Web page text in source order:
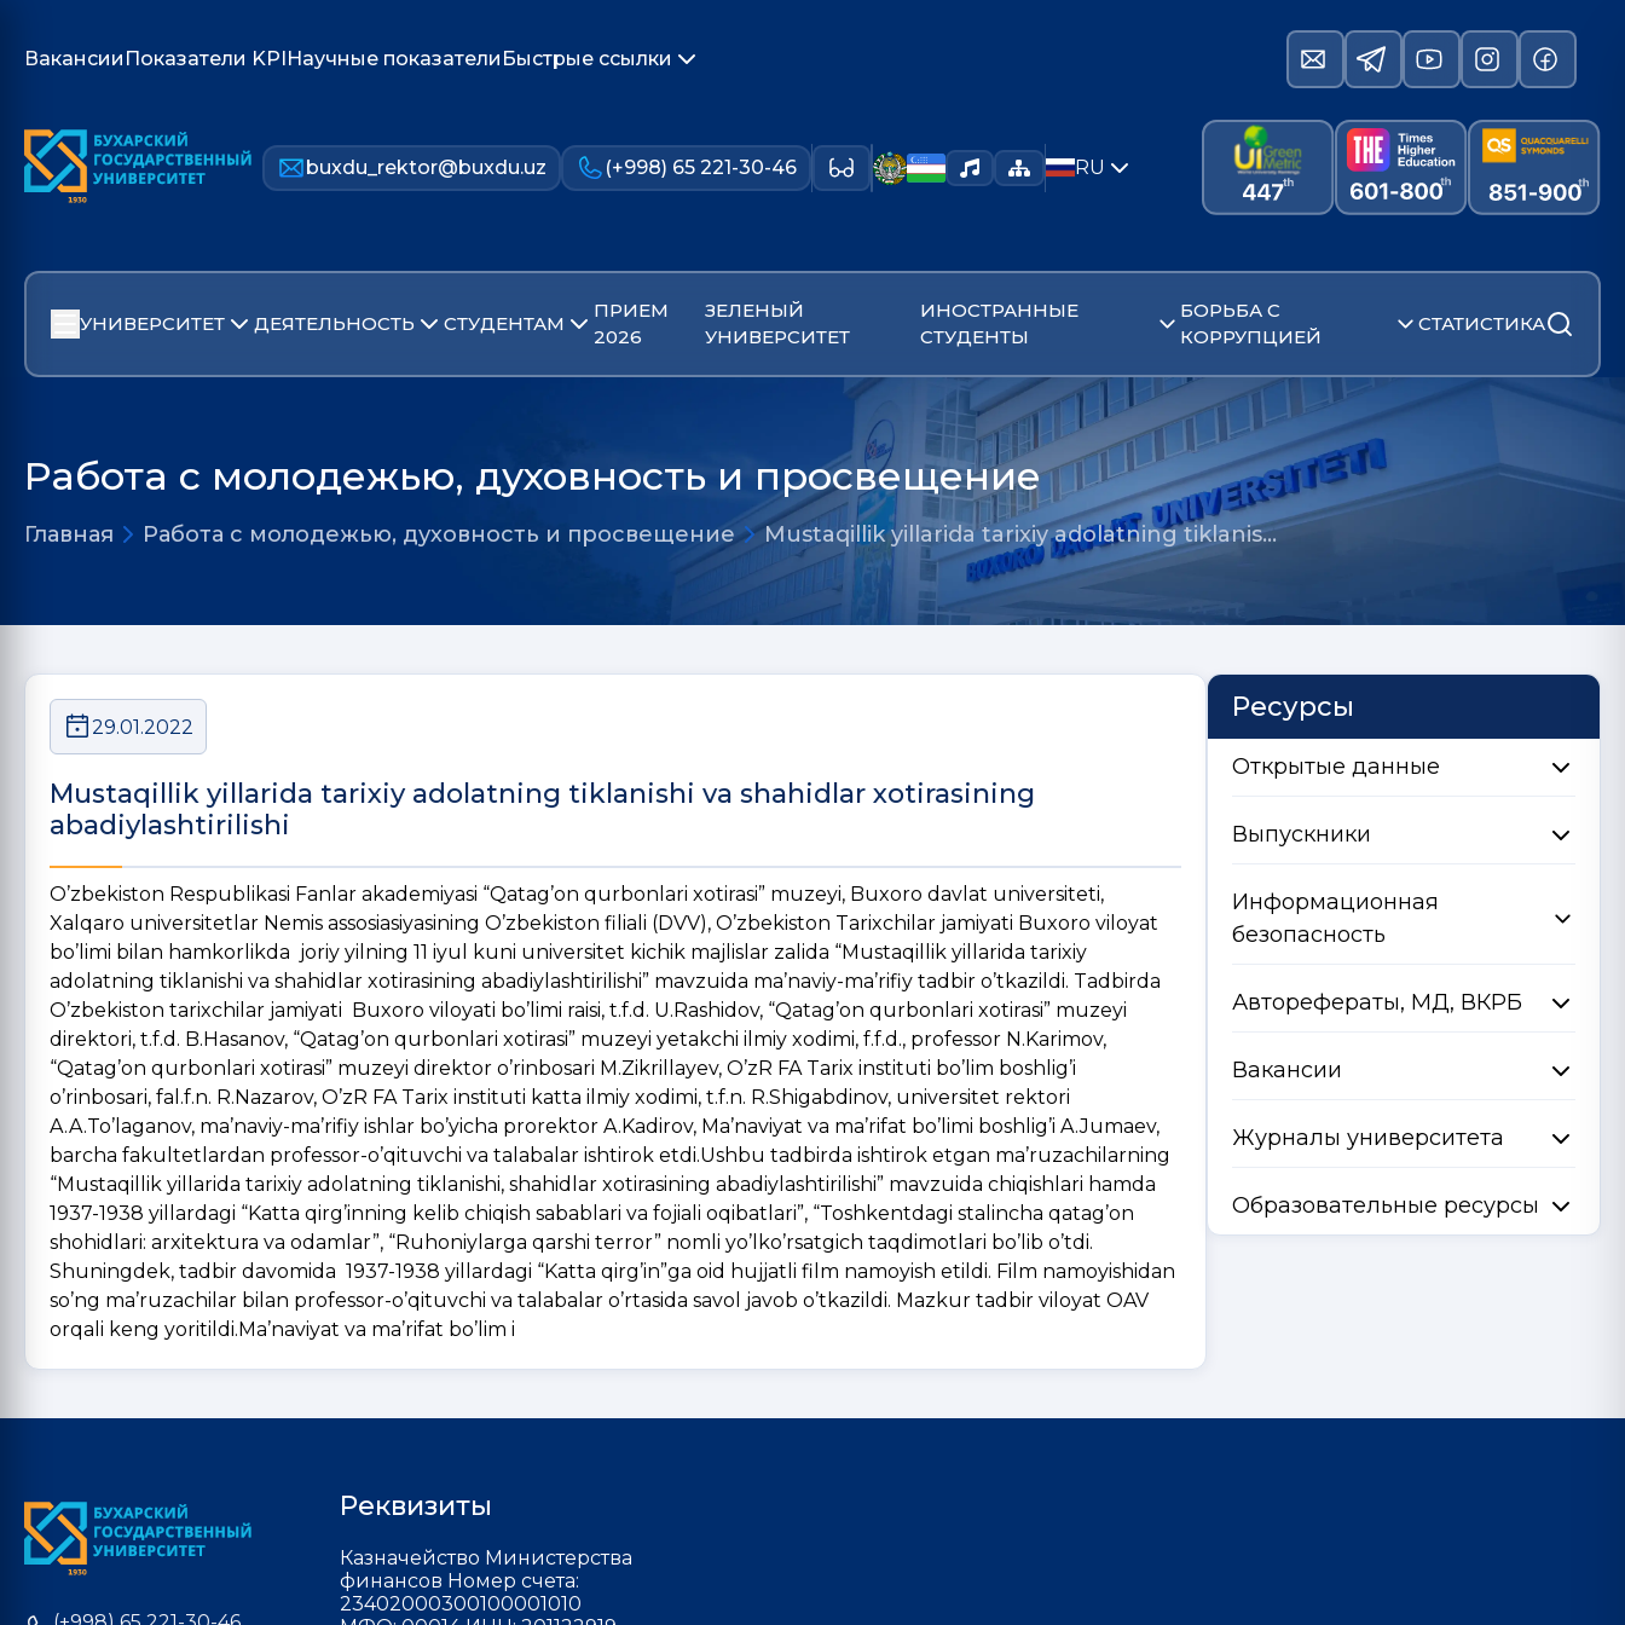
Вакансии Показатели KPIНаучные показатели Быстрые ссылки
buxdu_rektor@buxdu.uz (+998) 65 221-30-46 RU
УНИВЕРСИТЕТ ДЕЯТЕЛЬНОСТЬ СТУДЕНТАМ
ПРИЕМ
2026
ЗЕЛЕНЫЙ
УНИВЕРСИТЕТ
ИНОСТРАННЫЕ
СТУДЕНТЫ
БОРЬБА С
КОРРУПЦИЕЙ
СТАТИСТИКА
Работа с молодежью, духовность и просвещение
Главная Работа с молодежью, духовность и просвещение Mustaqillik yillarida tarixiy adolatning tiklanis…
29.01.2022
Mustaqillik yillarida tarixiy adolatning tiklanishi va shahidlar xotirasining
abadiylashtirilishi
O’zbekiston Respublikasi Fanlar akademiyasi “Qatag’on qurbonlari xotirasi” muzeyi, Buxoro davlat universiteti,
Xalqaro universitetlar Nemis assosiasiyasining O’zbekiston filiali (DVV), O’zbekiston Tarixchilar jamiyati Buxoro viloyat
bo’limi bilan hamkorlikda joriy yilning 11 iyul kuni universitet kichik majlislar zalida “Mustaqillik yillarida tarixiy
adolatning tiklanishi va shahidlar xotirasining abadiylashtirilishi” mavzuida ma’naviy-ma’rifiy tadbir o’tkazildi. Tadbirda
O’zbekiston tarixchilar jamiyati Buxoro viloyati bo’limi raisi, t.f.d. U.Rashidov, “Qatag’on qurbonlari xotirasi” muzeyi
direktori, t.f.d. B.Hasanov, “Qatag’on qurbonlari xotirasi” muzeyi yetakchi ilmiy xodimi, f.f.d., professor N.Karimov,
“Qatag’on qurbonlari xotirasi” muzeyi direktor o’rinbosari M.Zikrillayev, O’zR FA Tarix instituti bo’lim boshlig’i
o’rinbosari, fal.f.n. R.Nazarov, O’zR FA Tarix instituti katta ilmiy xodimi, t.f.n. R.Shigabdinov, universitet rektori
A.A.To’laganov, ma’naviy-ma’rifiy ishlar bo’yicha prorektor A.Kadirov, Ma’naviyat va ma’rifat bo’limi boshlig’i A.Jumaev,
barcha fakultetlardan professor-o’qituvchi va talabalar ishtirok etdi.Ushbu tadbirda ishtirok etgan ma’ruzachilarning
“Mustaqillik yillarida tarixiy adolatning tiklanishi, shahidlar xotirasining abadiylashtirilishi” mavzuida chiqishlari hamda
1937-1938 yillardagi “Katta qirg’inning kelib chiqish sabablari va fojiali oqibatlari”, “Toshkentdagi stalincha qatag’on
shohidlari: arxitektura va odamlar”, “Ruhoniylarga qarshi terror” nomli yo’lko’rsatgich taqdimotlari bo’lib o’tdi.
Shuningdek, tadbir davomida 1937-1938 yillardagi “Katta qirg’in”ga oid hujjatli film namoyish etildi. Film namoyishidan
so’ng ma’ruzachilar bilan professor-o’qituvchi va talabalar o’rtasida savol javob o’tkazildi. Mazkur tadbir viloyat OAV
orqali keng yoritildi.Ma’naviyat va ma’rifat bo’lim i
Ресурсы
Открытые данные
Выпускники
Информационная
безопасность
Авторефераты, МД, ВКРБ
Вакансии
Журналы университета
Образовательные ресурсы
Реквизиты
Казначейство Министерства
финансов Номер счета:
23402000300100001010